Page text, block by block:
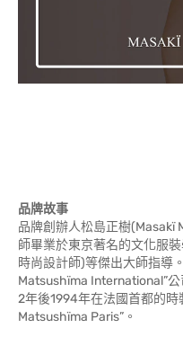
品牌故事
品牌創辦人松島正樹(Masakï
師畢業於東京著名的文化服
時尚設計師)等傑出大師指導
Matsushïma International”
2年後1994年在法國首都的
Matsushïma Paris”。